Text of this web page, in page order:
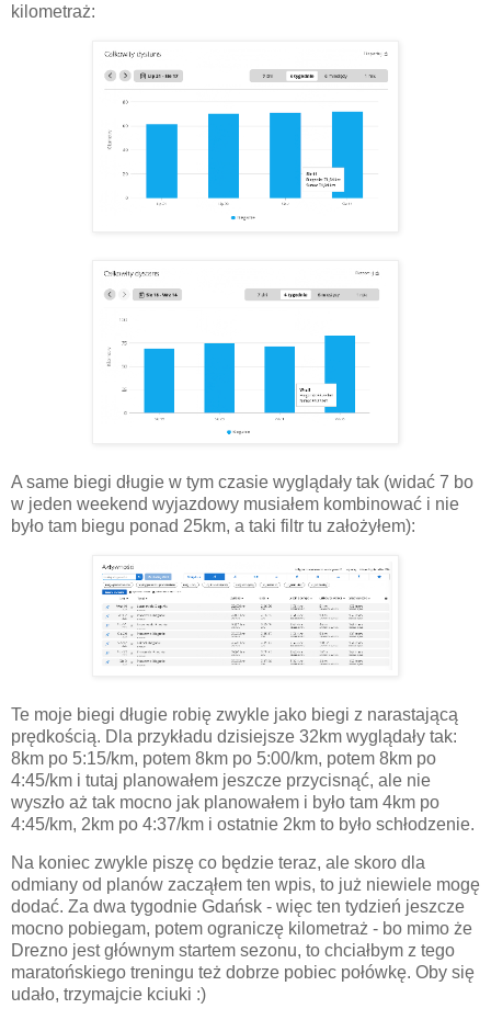
kilometraż:
A same biegi długie w tym czasie wyglądały tak (widać 7 bo
w jeden weekend wyjazdowy musiałem kombinować i nie
było tam biegu ponad 25km, a taki filtr tu założyłem):
Te moje biegi długie robię zwykle jako biegi z narastającą
prędkością. Dla przykładu dzisiejsze 32km wyglądały tak:
8km po 5:15/km, potem 8km po 5:00/km, potem 8km po
4:45/km i tutaj planowałem jeszcze przycisnąć, ale nie
wyszło aż tak mocno jak planowałem i było tam 4km po
4:45/km, 2km po 4:37/km i ostatnie 2km to było schłodzenie.
Na koniec zwykle piszę co będzie teraz, ale skoro dla
odmiany od planów zacząłem ten wpis, to już niewiele mogę
dodać. Za dwa tygodnie Gdańsk - więc ten tydzień jeszcze
mocno pobiegam, potem ograniczę kilometraż - bo mimo że
Drezno jest głównym startem sezonu, to chciałbym z tego
maratońskiego treningu też dobrze pobiec połówkę. Oby się
udało, trzymajcie kciuki :)